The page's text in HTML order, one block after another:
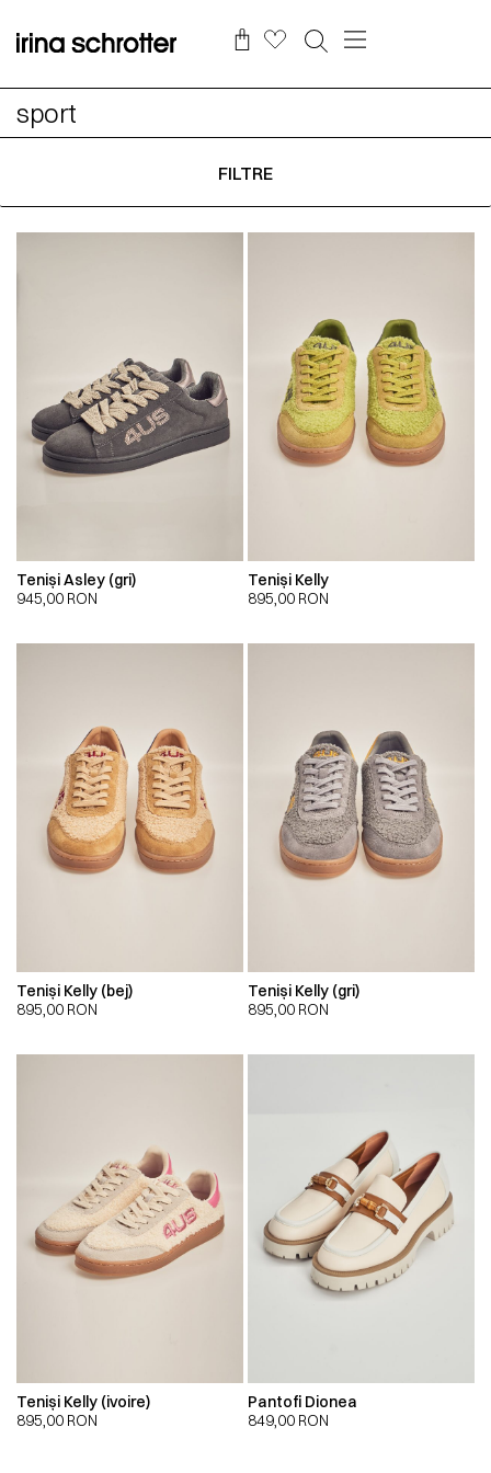
sport
FILTRE
Teniși Asley (gri)
945,00 RON
Teniși Kelly
895,00 RON
Teniși Kelly (bej)
895,00 RON
Teniși Kelly (gri)
895,00 RON
Teniși Kelly (ivoire)
895,00 RON
Pantofi Dionea
849,00 RON